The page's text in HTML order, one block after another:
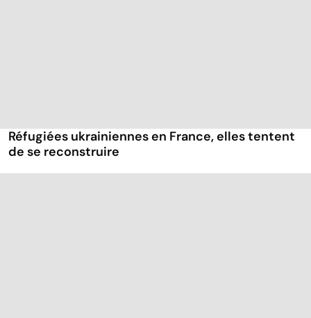
Réfugiées ukrainiennes en France, elles tentent
de se reconstruire